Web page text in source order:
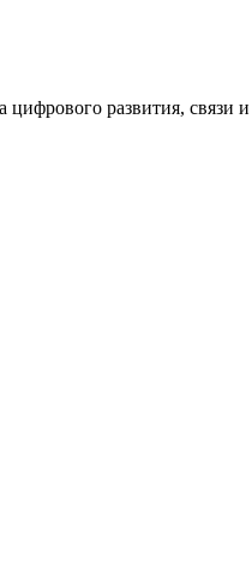
развития, связи